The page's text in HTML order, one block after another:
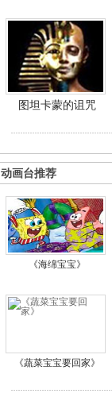
图坦卡蒙的诅咒
动画台推荐
《海绵宝宝》
《蔬菜宝宝要回家》